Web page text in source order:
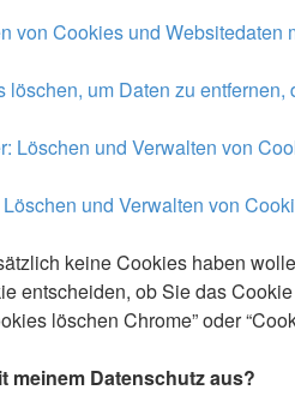
von Cookies und Websitedaten
löschen, um Daten zu
Löschen und Verwalten von
und Verwalten von
keine Cookies haben
entscheiden, ob Sie das
löschen Chrome” oder
meinem Datenschutz aus?